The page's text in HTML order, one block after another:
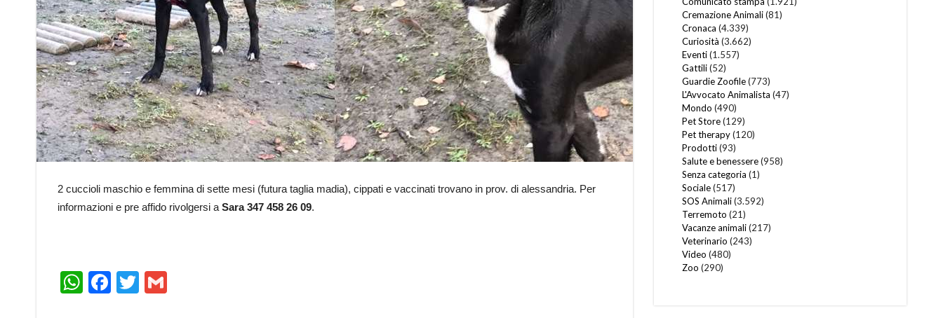
2 cuccioli maschio e femmina di sette mesi (futura taglia madia), cippati e vaccinati trovano in prov. di alessandria. Per
informazioni e pre affido rivolgersi a Sara 347 458 26 09.
WhatsApp
Facebook
Twitter
Cremazione Animali(81)
Cronaca (4.339)
Curiosità (3.662)
Eventi(1.557)
Gattili(52)
Guardie Zoofile(773)
L'Avvocato Animalista (47)
Mondo (490)
Pet Store(129)
Pet therapy(120)
Prodotti(93)
Salute e benessere(958)
Senza categoria (1)
Sociale(517)
SOS Animali(3.592)
Terremoto (21)
Vacanze animali(217)
Veterinario (243)
Video (480)
Zoo (290)